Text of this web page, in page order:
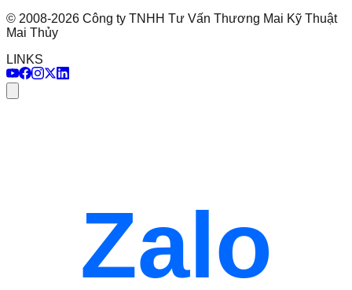
© 2008-2026 Công ty TNHH Tư Vấn Thương Mai Kỹ Thuật
Mai Thủy
LINKS
Zalo